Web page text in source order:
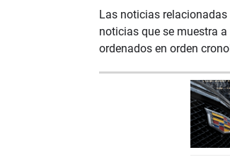
Las noticias
noticias que se muestra
ordenados en orden